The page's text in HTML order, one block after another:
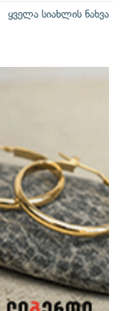
ყველა სიახლის ნახვა